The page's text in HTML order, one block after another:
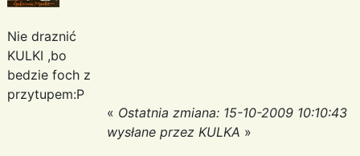
Nie draznić
KULKI ,bo
bedzie foch z
przytupem:P
« Ostatnia zmiana: 15-10-2009 10:10:43
wysłane przez KULKA »